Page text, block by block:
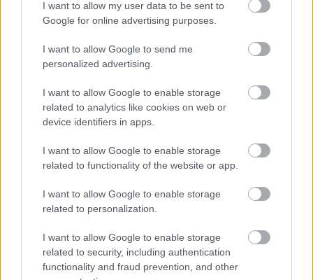
I want to allow my user data to be sent to
Google for online advertising purposes.
I want to allow Google to send me
personalized advertising.
I want to allow Google to enable storage
related to analytics like cookies on web or
device identifiers in apps.
I want to allow Google to enable storage
related to functionality of the website or app.
I want to allow Google to enable storage
related to personalization.
I want to allow Google to enable storage
related to security, including authentication
functionality and fraud prevention, and other